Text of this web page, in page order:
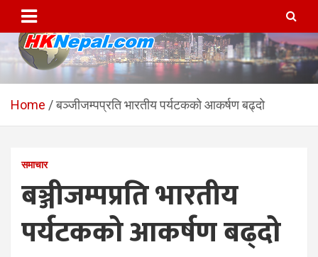
content
HKNepal.com – हङकङबाट
सञ्चालित पहिलो नेपाली अनलाईन
hknepal, hknepal.com, hk nepal, hk nepal com
Home बञ्जीजम्पप्रति भारतीय पर्यटकको आकर्षण बढ्दो
समाचार
बञ्जीजम्पप्रति भारतीय
पर्यटकको आकर्षण बढ्दो